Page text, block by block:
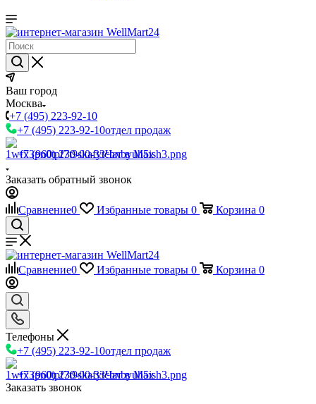
Ваш город
Москва
+7 (495) 223-92-10
+7 (495) 223-92-10отдел продаж
+7 (960) 230-00-33Чат в Max
Заказать обратный звонок
Сравнение0 Избранные товары 0 Корзина 0
Сравнение0 Избранные товары 0 Корзина 0
Телефоны
+7 (495) 223-92-10отдел продаж
+7 (960) 230-00-33Чат в Max
Заказать звонок